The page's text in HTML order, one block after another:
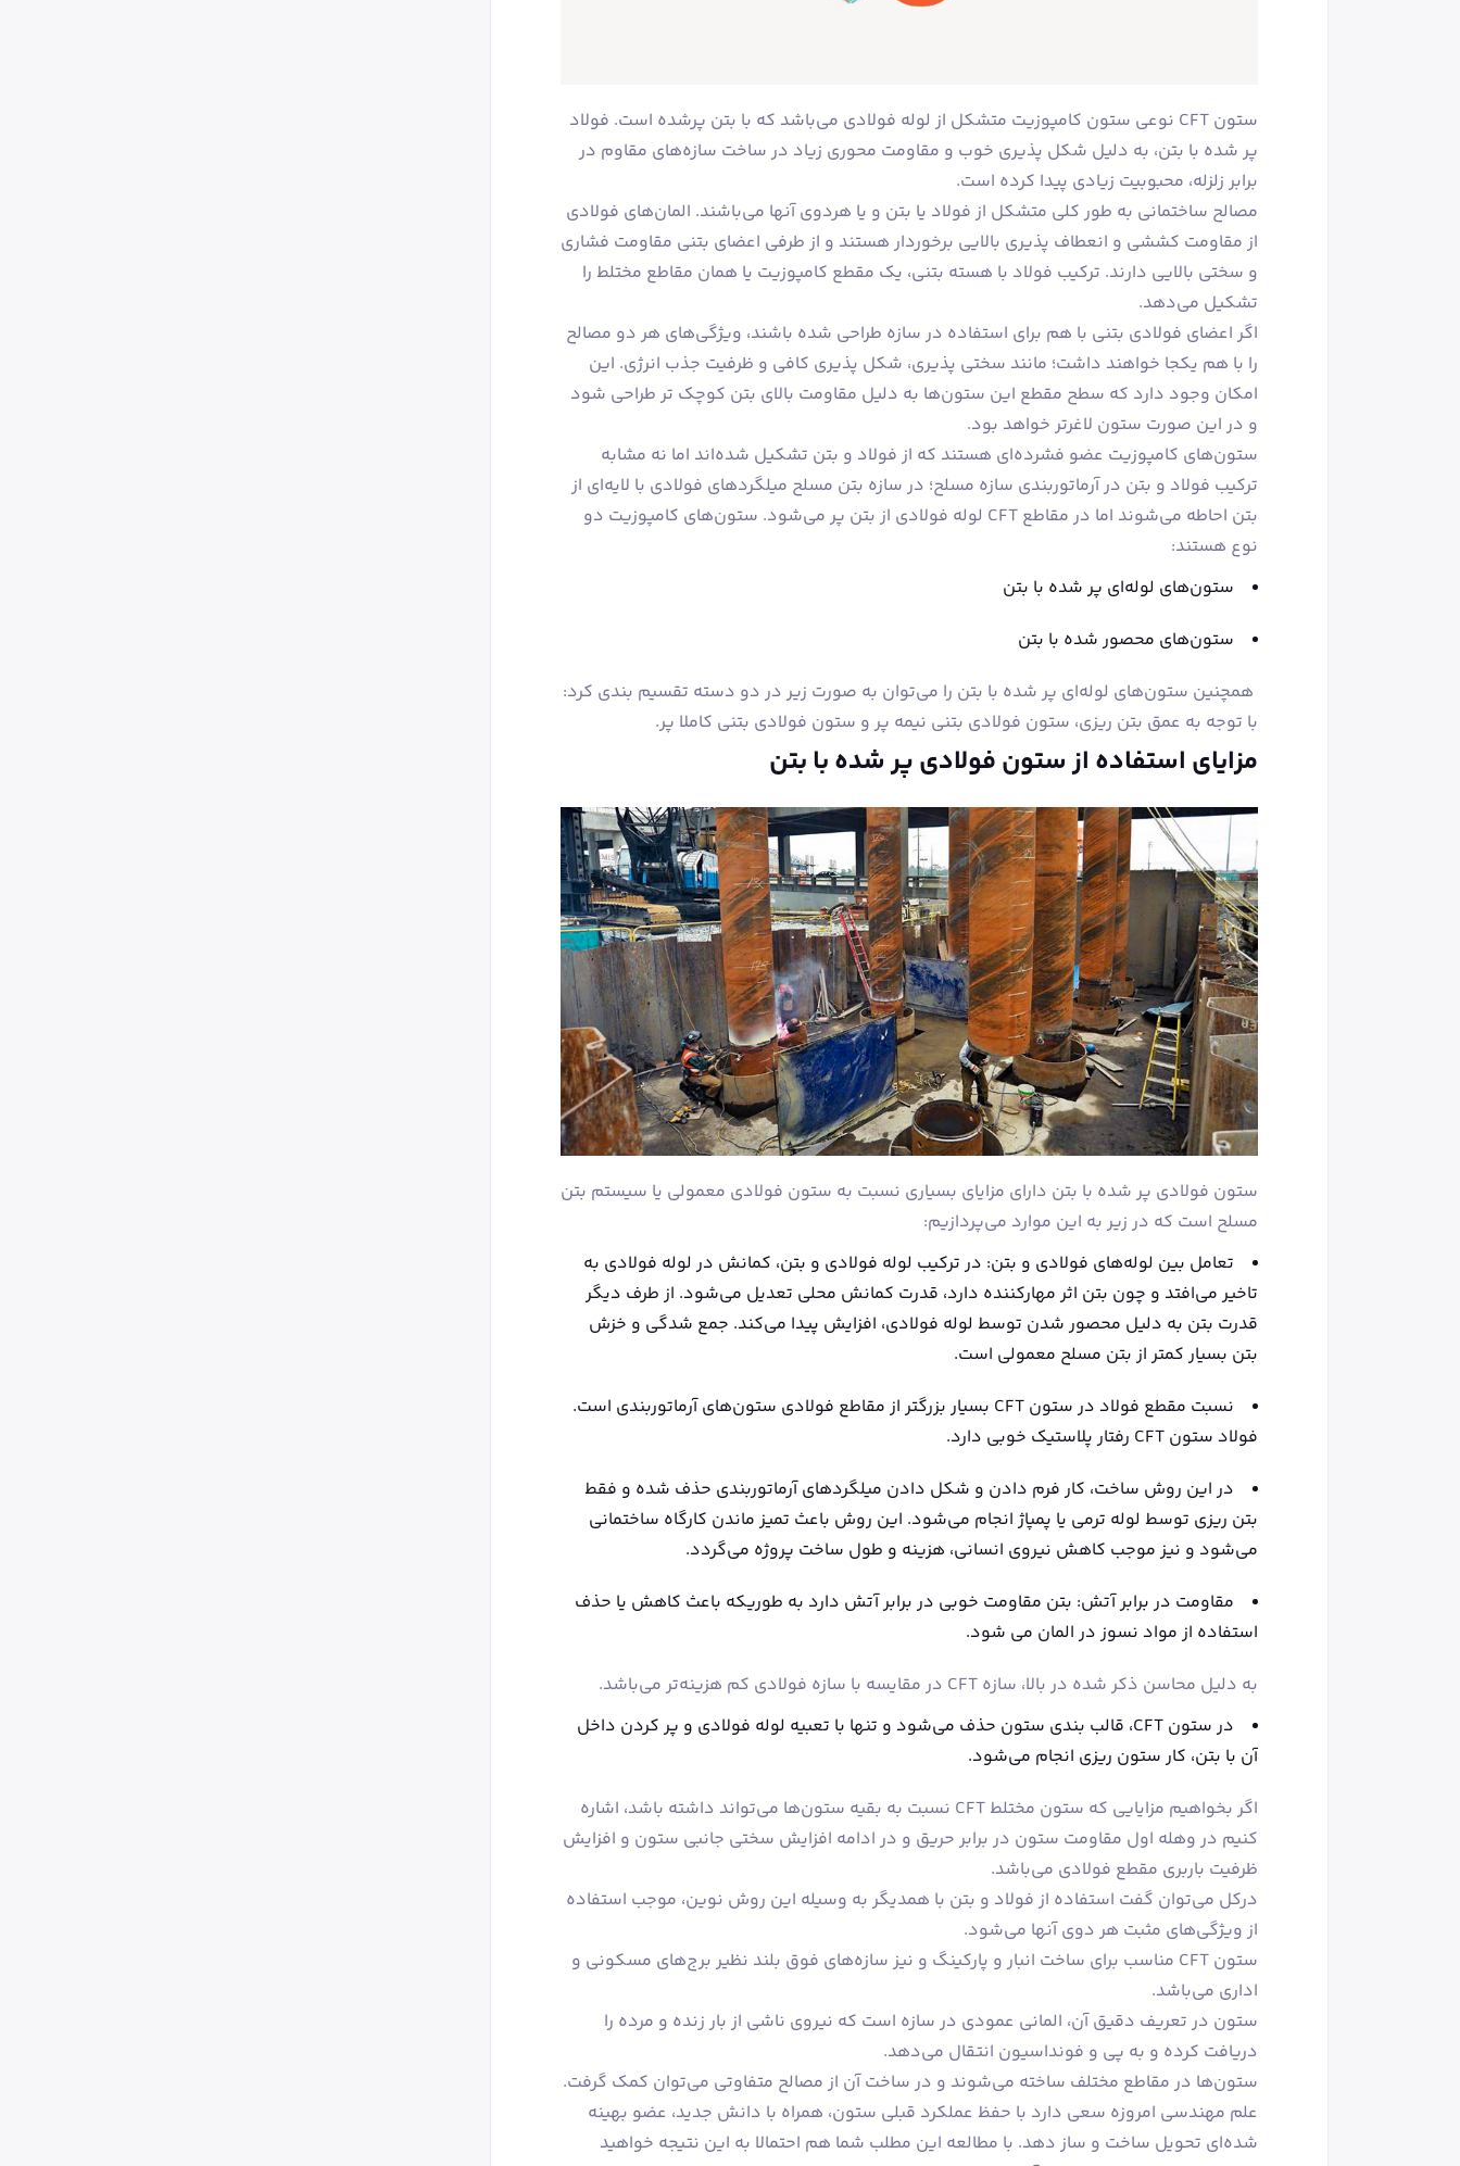
ستون CFT نوعی ستون کامپوزیت متشکل از لوله فولادی می‌باشد که با بتن پرشده است. فولاد
پر شده با بتن، به دلیل شکل پذیری خوب و مقاومت محوری زیاد در ساخت سازه‌های مقاوم در
برابر زلزله، محبوبیت زیادی پیدا کرده است.
مصالح ساختمانی به طور کلی متشکل از فولاد یا بتن و یا هردوی آنها می‌باشند. المان‌های فولادی
از مقاومت کششی و انعطاف پذیری بالایی برخوردار هستند و از طرفی اعضای بتنی مقاومت فشاری
و سختی بالایی دارند. ترکیب فولاد با هسته بتنی، یک مقطع کامپوزیت یا همان مقاطع مختلط را
تشکیل می‌دهد.
اگر اعضای فولادی بتنی با هم برای استفاده در سازه طراحی شده باشند، ویژگی‌های هر دو مصالح
را با هم یکجا خواهند داشت؛ مانند سختی پذیری، شکل پذیری کافی و ظرفیت جذب انرژی. این
امکان وجود دارد که سطح مقطع این ستون‌ها به دلیل مقاومت بالای بتن کوچک تر طراحی شود
و در این صورت ستون لاغرتر خواهد بود.
ستون‌های کامپوزیت عضو فشرده‌ای هستند که از فولاد و بتن تشکیل شده‌اند اما نه مشابه
ترکیب فولاد و بتن در آرماتوربندی سازه مسلح؛ در سازه بتن مسلح میلگردهای فولادی با لایه‌ای از
بتن احاطه می‌شوند اما در مقاطع CFT لوله فولادی از بتن پر می‌شود. ستون‌های کامپوزیت دو
نوع هستند:
ستون‌های لوله‌ای پر شده با بتن
ستون‌های محصور شده با بتن
همچنین ستون‌های لوله‌ای پر شده با بتن را می‌توان به صورت زیر در دو دسته تقسیم بندی کرد:
با توجه به عمق بتن ریزی، ستون فولادی بتنی نیمه پر و ستون فولادی بتنی کاملا پر.
مزایای استفاده از ستون فولادی پر شده با بتن
ستون فولادی پر شده با بتن دارای مزایای بسیاری نسبت به ستون فولادی معمولی یا سیستم بتن
مسلح است که در زیر به این موارد می‌پردازیم:
تعامل بین لوله‌های فولادی و بتن: در ترکیب لوله فولادی و بتن، کمانش در لوله فولادی به
تاخیر می‌افتد و چون بتن اثر مهارکننده دارد، قدرت کمانش محلی تعدیل می‌شود. از طرف دیگر
قدرت بتن به دلیل محصور شدن توسط لوله فولادی، افزایش پیدا می‌کند. جمع شدگی و خزش
بتن بسیار کمتر از بتن مسلح معمولی است.
نسبت مقطع فولاد در ستون CFT بسیار بزرگتر از مقاطع فولادی ستون‌های آرماتوربندی است.
فولاد ستون CFT رفتار پلاستیک خوبی دارد.
در این روش ساخت، کار فرم دادن و شکل دادن میلگردهای آرماتوربندی حذف شده و فقط
بتن ریزی توسط لوله ترمی یا پمپاژ انجام می‌شود. این روش باعث تمیز ماندن کارگاه ساختمانی
می‌شود و نیز موجب کاهش نیروی انسانی، هزینه و طول ساخت پروژه می‌گردد.
مقاومت در برابر آتش: بتن مقاومت خوبی در برابر آتش دارد به طوریکه باعث کاهش یا حذف
استفاده از مواد نسوز در المان می شود.
به دلیل محاسن ذکر شده در بالا، سازه CFT در مقایسه با سازه فولادی کم هزینه‌تر می‌باشد.
در ستون CFT، قالب بندی ستون حذف می‌شود و تنها با تعبیه لوله فولادی و پر کردن داخل
آن با بتن، کار ستون ریزی انجام می‌شود.
اگر بخواهیم مزایایی که ستون مختلط CFT نسبت به بقیه ستون‌ها می‌تواند داشته باشد، اشاره
کنیم در وهله اول مقاومت ستون در برابر حریق و در ادامه افزایش سختی جانبی ستون و افزایش
ظرفیت باربری مقطع فولادی می‌باشد.
درکل می‌توان گفت استفاده از فولاد و بتن با همدیگر به وسیله این روش نوین، موجب استفاده
از ویژگی‌های مثبت هر دوی آنها می‌شود.
ستون CFT مناسب برای ساخت انبار و پارکینگ و نیز سازه‌های فوق بلند نظیر برج‌های مسکونی و
اداری می‌باشد.
ستون در تعریف دقیق آن، المانی عمودی در سازه است که نیروی ناشی از بار زنده و مرده را
دریافت کرده و به پی و فونداسیون انتقال می‌دهد.
ستون‌ها در مقاطع مختلف ساخته می‌شوند و در ساخت آن از مصالح متفاوتی می‌توان کمک گرفت.
علم مهندسی امروزه سعی دارد با حفظ عملکرد قبلی ستون، همراه با دانش جدید، عضو بهینه
شده‌ای تحویل ساخت و ساز دهد. با مطالعه این مطلب شما هم احتمالا به این نتیجه خواهید